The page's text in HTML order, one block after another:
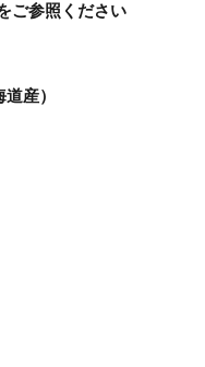
ご参照ください
産）